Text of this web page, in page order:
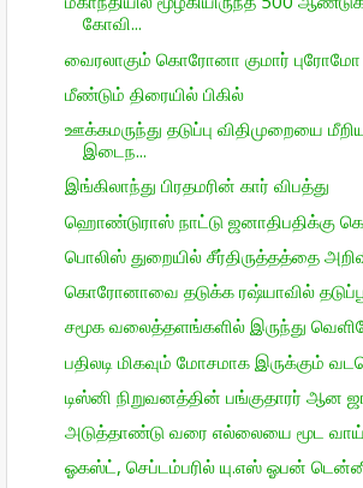
கோவி...
வைரலாகும் கொரோனா குமார் புரோமோ
மீண்டும் திரையில் பிகில்
ஊக்கமருந்து தடுப்பு விதிமுறையை
இடைந...
இங்கிலாந்து பிரதமரின் கார் விபத்து
ஹொண்டுராஸ் நாட்டு ஜனாதிபதிக்கு
பொலிஸ் துறையில் சீர்திருத்தத்தை
கொரோனாவை தடுக்க ரஷ்யாவில்
சமூக வலைத்தளங்களில் இருந்து
பதிலடி மிகவும் மோசமாக இருக்கும்
டிஸ்னி நிறுவனத்தின் பங்குதாரர் ஆன
அடுத்தாண்டு வரை எல்லையை மூட
ஓகஸ்ட், செப்டம்பரில் யு.எஸ் ஓபன்